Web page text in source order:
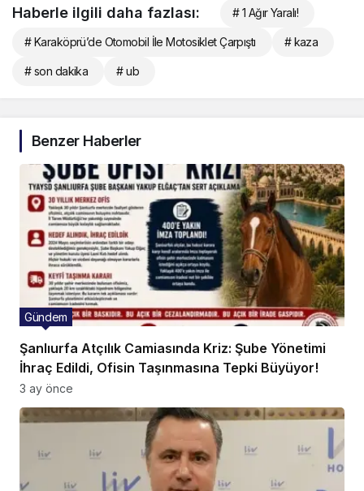
Haberle ilgili daha fazlası: # 1 Ağır Yaralı!
# Karaköprü’de Otomobil İle Motosiklet Çarpıştı # kaza
# son dakika # ub
Benzer Haberler
Şanlıurfa Atçılık Camiasında Kriz: Şube Yönetimi
İhraç Edildi, Ofisin Taşınmasına Tepki Büyüyor!
Gündem
3 ay önce